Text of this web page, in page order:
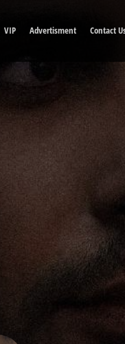
VIP Advertisment Contact